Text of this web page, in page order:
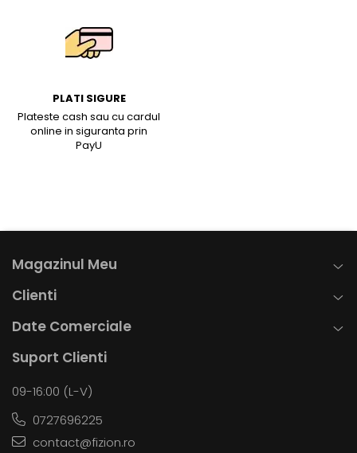
PLATI SIGURE
Plateste cash sau cu cardul
online in siguranta prin
PayU
Magazinul Meu
Clienti
Date Comerciale
Suport Clienti
09-16:00 (L-V)
0727696225
contact@fizion.ro